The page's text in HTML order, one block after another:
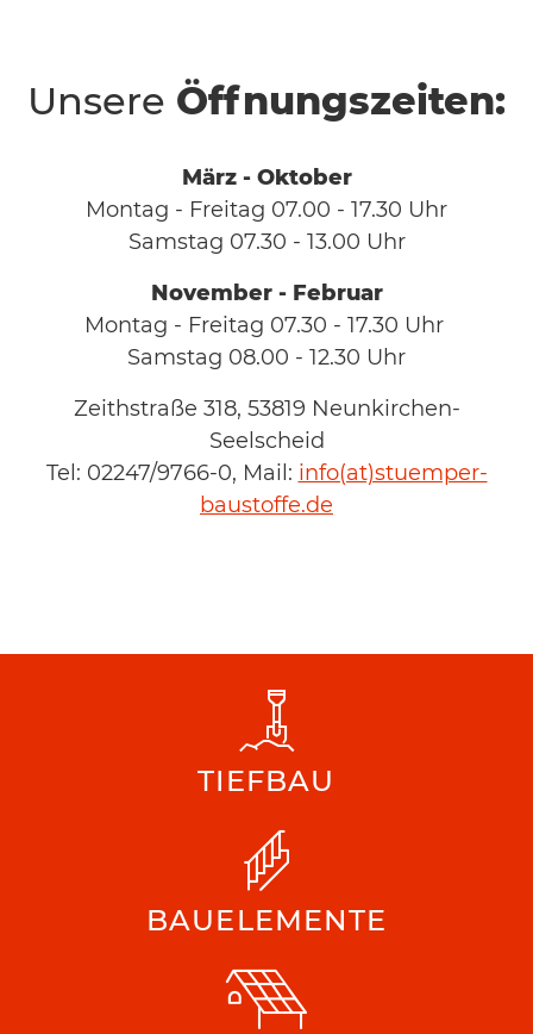
Unsere Öffnungszeiten:
März - Oktober
Montag - Freitag 07.00 - 17.30 Uhr
Samstag 07.30 - 13.00 Uhr
November - Februar
Montag - Freitag 07.30 - 17.30 Uhr
Samstag 08.00 - 12.30 Uhr
Zeithstraße 318, 53819 Neunkirchen-
Seelscheid
Tel: 02247/9766-0, Mail: info(at)stuemper-
baustoffe.de
TIEFBAU
BAUELEMENTE